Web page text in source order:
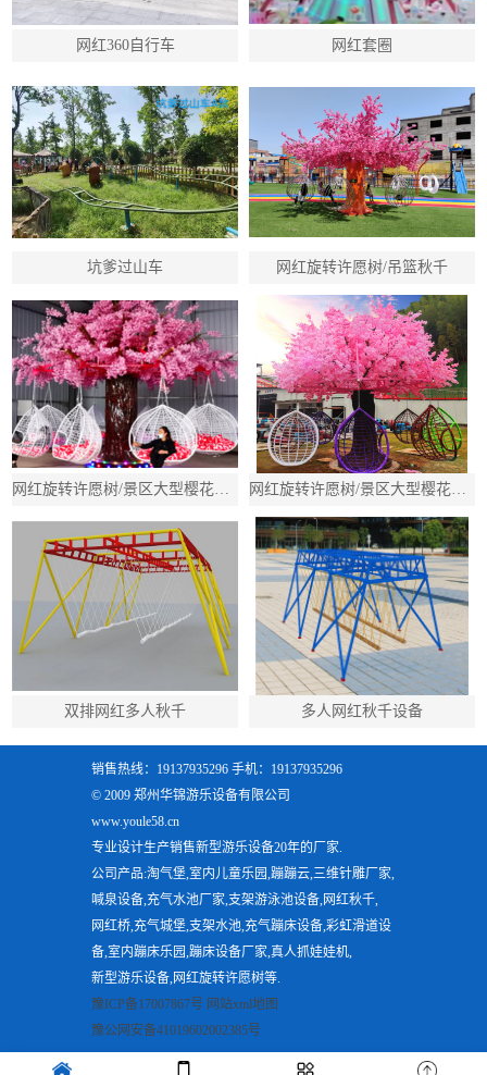
网红360自行车 网红套圈
坑爹过山车 网红旋转许愿树/吊篮秋千
网红旋转许愿树/景区大型樱花树秋千/吊篮多人旋转秋千 网红旋转许愿树/景区大型樱花树秋千/吊篮多人旋转秋千
双排网红多人秋千 多人网红秋千设备
销售热线：19137935296 手机：19137935296
© 2009 郑州华锦游乐设备有限公司
www.youle58.cn
专业设计生产销售新型游乐设备20年的厂家.
公司产品:淘气堡,室内儿童乐园,蹦蹦云,三维针雕厂家,
喊泉设备,充气水池厂家,支架游泳池设备,网红秋千,
网红桥,充气城堡,支架水池,充气蹦床设备,彩虹滑道设
备,室内蹦床乐园,蹦床设备厂家,真人抓娃娃机,
新型游乐设备,网红旋转许愿树等.
豫ICP备17007867号 网站xml地图
豫公网安备41019602002385号